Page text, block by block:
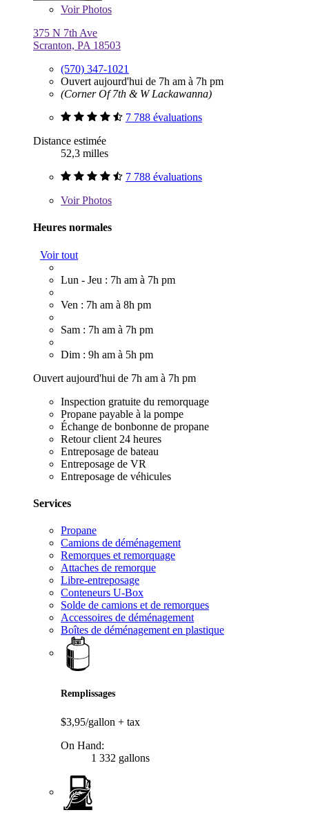
VoirPhotos
375 N 7th Ave
Scranton, PA 18503
(570) 347-1021
Ouvert aujourd'hui de 7h am à 7h pm
(Corner Of 7th & W Lackawanna)
7 788 évaluations
Distance estimée
52,3 milles
7 788 évaluations
VoirPhotos
Heures normales
Voir tout
Lun - Jeu : 7h am à 7h pm
Ven : 7h am à 8h pm
Sam : 7h am à 7h pm
Dim : 9h am à 5h pm
Ouvert aujourd'hui de 7h am à 7h pm
Inspection gratuite du remorquage
Propane payable à la pompe
Échange de bonbonne de propane
Retour client 24 heures
Entreposage de bateau
Entreposage de VR
Entreposage de véhicules
Services
Propane
Camions de déménagement
Remorques et remorquage
Attaches de remorque
Libre-entreposage
Conteneurs U-Box
Solde de camions et de remorques
Accessoires de déménagement
Boîtes de déménagement en plastique
Remplissages
$3,95/gallon + tax
On Hand:
1 332 gallons